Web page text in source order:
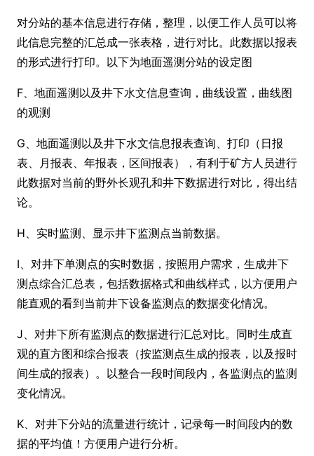
对分站的基本信息进行存储，整理，以便工作人员可以将
此信息完整的汇总成一张表格，进行对比。此数据以报表
的形式进行打印。以下为地面遥测分站的设定图
F、地面遥测以及井下水文信息查询，曲线设置，曲线图
的观测
G、地面遥测以及井下水文信息报表查询、打印（日报
表、月报表、年报表，区间报表），有利于矿方人员进行
此数据对当前的野外长观孔和井下数据进行对比，得出结
论。
H、实时监测、显示井下监测点当前数据。
I、对井下单测点的实时数据，按照用户需求，生成井下
测点综合汇总表，包括数据格式和曲线样式，以方便用户
能直观的看到当前井下设备监测点的数据变化情况。
J、对井下所有监测点的数据进行汇总对比。同时生成直
观的直方图和综合报表（按监测点生成的报表，以及报时
间生成的报表）。以整合一段时间段内，各监测点的监测
变化情况。
K、对井下分站的流量进行统计，记录每一时间段内的数
据的平均值！方便用户进行分析。